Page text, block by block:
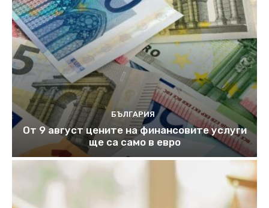
БЪЛГАРИЯ
От 9 август цените на финансовите услуги
ще са само в евро